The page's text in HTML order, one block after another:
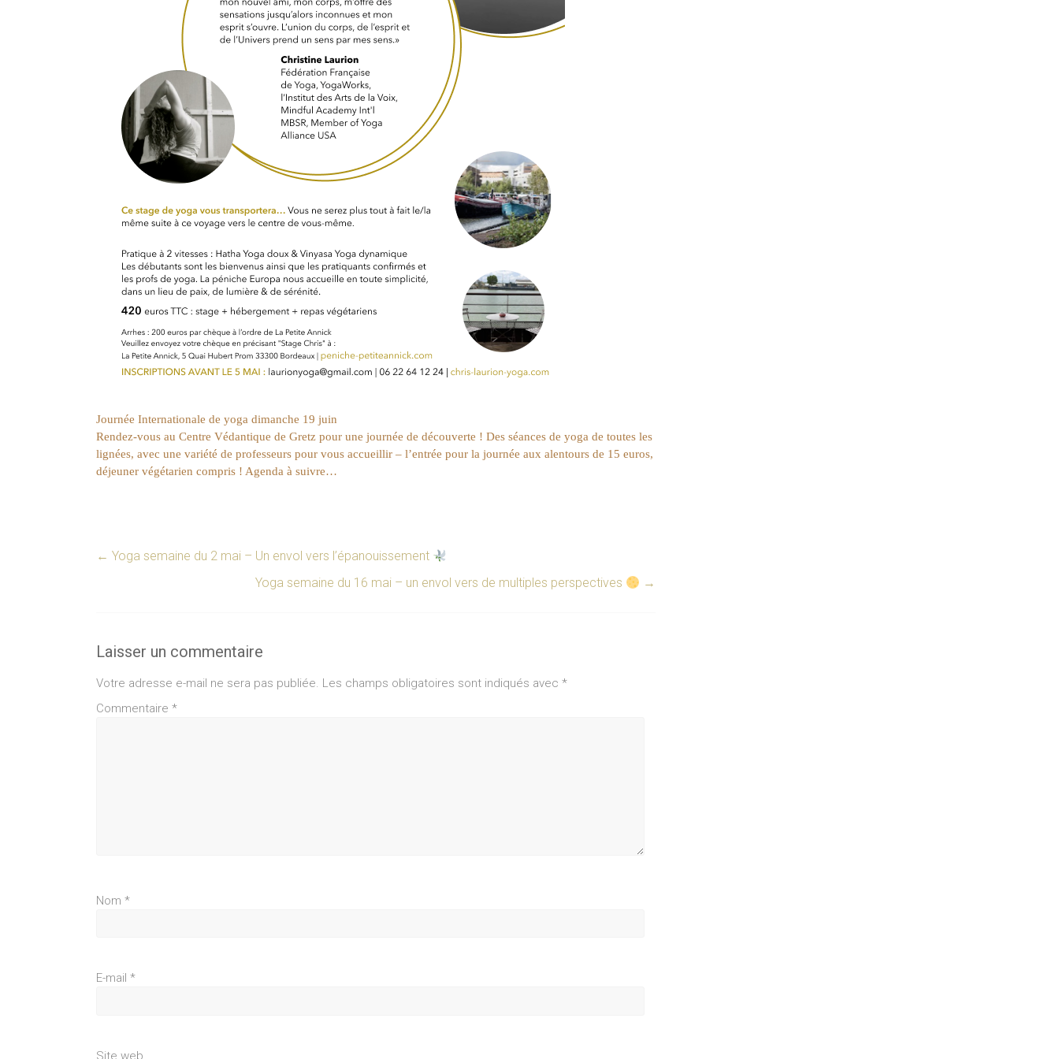
Journée Internationale de yoga dimanche 19 juin
Rendez-vous au Centre Védantique de Gretz pour une journée de découverte ! Des séances de yoga de toutes les
lignées, avec une variété de professeurs pour vous accueillir – l’entrée pour la journée aux alentours de 15 euros,
déjeuner végétarien compris ! Agenda à suivre…
← Yoga semaine du 2 mai – Un envol vers l’épanouissement
Yoga semaine du 16 mai – un envol vers de multiples perspectives
→
Laisser un commentaire
Votre adresse e-mail ne sera pas publiée. Les champs obligatoires sont indiqués avec *
Commentaire *
Nom *
E-mail *
Site web